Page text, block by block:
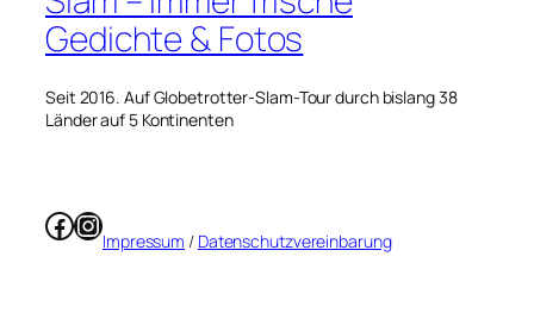
Gedichte & Fotos
Seit 2016. Auf Globetrotter-Slam-Tour durch bislang 38
Länder auf 5 Kontinenten
Facebook
Instagram
Impressum / Datenschutzvereinbarung